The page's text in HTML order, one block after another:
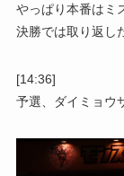
やっぱり本番はミ
決勝では取り返し
[14:36]
予選、ダイミョウ